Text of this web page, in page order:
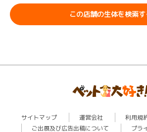
この店舗の生体を検索す
サイトマップ 運営会社 利用規
ご出展及び広告出稿について
プラ